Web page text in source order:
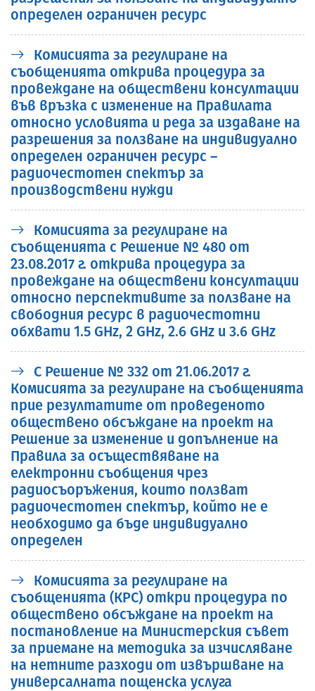
определен ограничен ресурс
Комисията за регулиране на
съобщенията открива процедура за
провеждане на обществени консултации
във връзка с изменение на Правилата
относно условията и реда за издаване на
разрешения за ползване на индивидуално
определен ограничен ресурс –
радиочестотен спектър за
производствени нужди
Комисията за регулиране на
съобщенията с Решение № 480 от
23.08.2017 г. открива процедура за
провеждане на обществени консултации
относно перспективите за ползване на
свободния ресурс в радиочестотни
обхвати 1.5 GHz, 2 GHz, 2.6 GHz и 3.6 GHz
С Решение № 332 от 21.06.2017 г.
Комисията за регулиране на съобщенията
прие резултатите от проведеното
обществено обсъждане на проект на
Решение за изменение и допълнение на
Правила за осъществяване на
електронни съобщения чрез
радиосъоръжения, които ползват
радиочестотен спектър, който не е
необходимо да бъде индивидуално
определен
Комисията за регулиране на
съобщенията (КРС) откри процедура по
обществено обсъждане на проект на
постановление на Министерския съвет
за приемане на методика за изчисляване
на нетните разходи от извършване на
универсалната пощенска услуга